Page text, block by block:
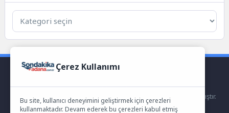
Seo Hizmeti Namlısoft Akıllı E-Ticaret paketleri ile hazırlanmıştır.
Çerez Kullanımı
Bu site, kullanıcı deneyimini geliştirmek için çerezleri
kullanmaktadır. Devam ederek bu çerezleri kabul etmiş